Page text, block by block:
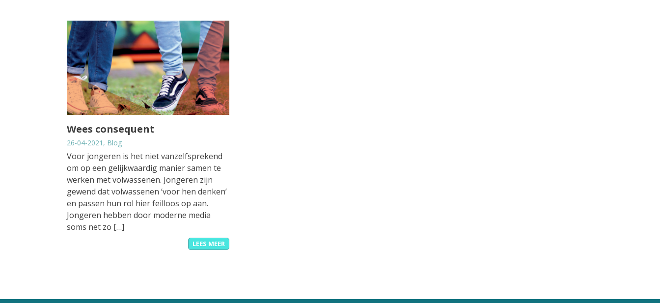
Wees consequent
26-04-2021, Blog
Voor jongeren is het niet vanzelfsprekend
om op een gelijkwaardig manier samen te
werken met volwassenen. Jongeren zijn
gewend dat volwassenen ‘voor hen denken’
en passen hun rol hier feilloos op aan.
Jongeren hebben door moderne media
soms net zo […]
LEES MEER